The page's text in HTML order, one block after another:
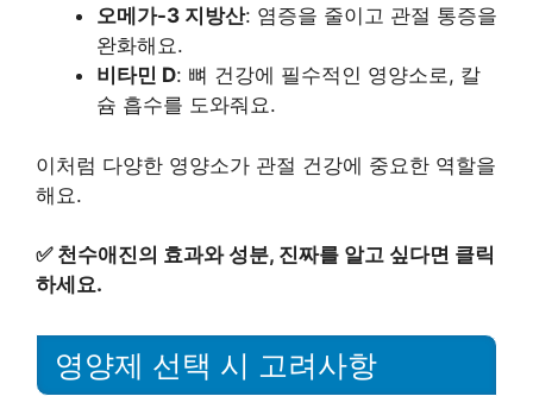
오메가-3 지방산: 염증을 줄이고 관절 통증을
완화해요.
비타민 D: 뼈 건강에 필수적인 영양소로, 칼
슘 흡수를 도와줘요.
이처럼 다양한 영양소가 관절 건강에 중요한 역할을
해요.
✅ 천수애진의 효과와 성분, 진짜를 알고 싶다면 클릭
하세요.
영양제 선택 시 고려사항